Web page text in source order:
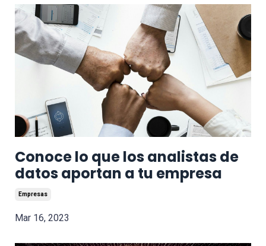
Conoce lo que los analistas de
datos aportan a tu empresa
Empresas
Mar 16, 2023